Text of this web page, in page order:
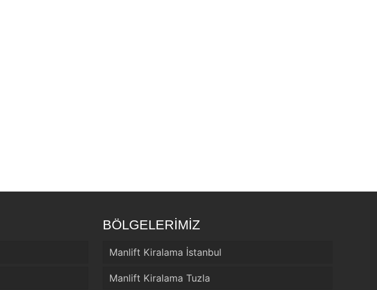
BÖLGELERİMİZ
Manlift Kiralama İstanbul
Manlift Kiralama Tuzla